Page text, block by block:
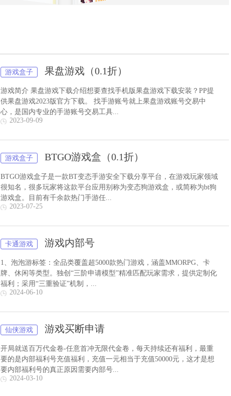
游戏盒子 果盘游戏（0.1折）
游戏简介 果盘游戏下载介绍想要查找手机版果盘游戏下载安装？PP提
供果盘游戏2023版官方下载。 找手游账号就上果盘游戏账号交易中
心，是国内专业的手游账号交易工具...
2023-09-09
游戏盒子 BTGO游戏盒（0.1折）
BTGO游戏盒子是一款BT变态手游安全下载分享平台，在游戏玩家领域
很知名，很多玩家将这款平台应用别称为变态狗游戏盒，或简称为bt狗
游戏盒。目前有千余款热门手游任...
2023-07-25
卡通游戏 游戏内部号
1、泡泡游标签：全品类覆盖超5000款热门游戏，涵盖MMORPG、卡
牌、休闲等类型。独创“三阶申请模型”精准匹配玩家需求，提供定制化
福利；采用“三重验证”机制，...
2024-06-10
仙侠游戏 游戏买断申请
开局就送百万代金卷-任意首冲无限代金卷，每天持续还有福利，最重
要的是内部福利号充值福利，充值一元相当于充值50000元，这才是想
要内部福利号的真正原因需要内部号...
2024-03-10